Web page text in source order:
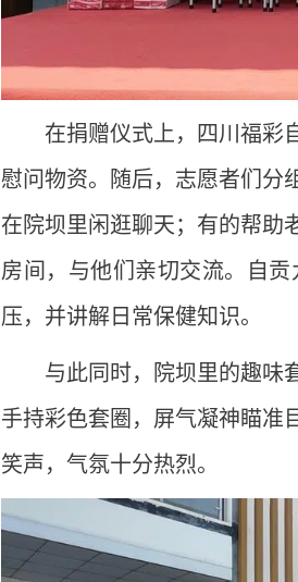
在捐赠仪式上，四川福彩
慰问物资。随后，志愿者们分
在院坝里闲逛聊天；有的帮助
房间，与他们亲切交流。自
压，并讲解日常保健知识。
与此同时，院坝里的趣味
手持彩色套圈，屏气凝神瞄准
笑声，气氛十分热烈。